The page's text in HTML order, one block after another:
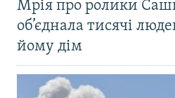
Мрія про ролики
об’єднала тисячі
йому дім